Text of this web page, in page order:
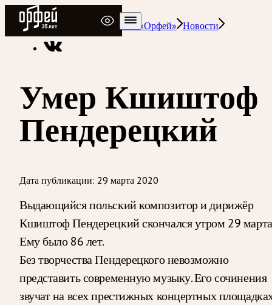
Радио Орфей
Радио классической музыки «Орфей» Новости
Умер Кшиштоф
Пендерецкий
Дата публикации: 29 марта 2020
Выдающийся польский композитор и дирижёр
Кшиштоф Пендерецкий скончался утром 29
Ему было 86 лет.
Без творчества Пендерецкого невозможно
представить современную музыку. Его сочинения
звучат на всех престижных концертных